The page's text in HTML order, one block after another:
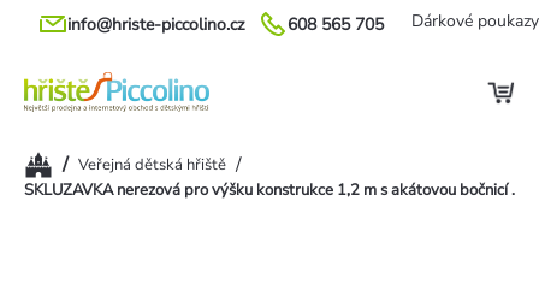
Přejít
608 565 705
info@hriste-piccolino.cz Dárkové poukazy
Domů/ Veřejná dětská hřiště /
SKLUZAVKA nerezová pro výšku konstrukce 1,2 m s akátovou bočnicí .